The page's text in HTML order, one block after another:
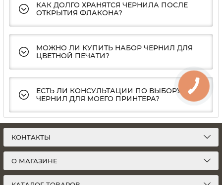
КАК ДОЛГО ХРАНЯТСЯ ЧЕРНИЛА ПОСЛЕ
ОТКРЫТИЯ ФЛАКОНА?
МОЖНО ЛИ КУПИТЬ НАБОР ЧЕРНИЛ ДЛЯ
ЦВЕТНОЙ ПЕЧАТИ?
ЕСТЬ ЛИ КОНСУЛЬТАЦИИ ПО ВЫБОРУ
ЧЕРНИЛ ДЛЯ МОЕГО ПРИНТЕРА?
КОНТАКТЫ
О МАГАЗИНЕ